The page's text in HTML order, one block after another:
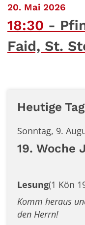
20. Mai 2026:
18:30
Faid, St.
Heutige
Sonntag, 9.
19. Woche
Lesung(1 Kön
Komm heraus
den Herrn!